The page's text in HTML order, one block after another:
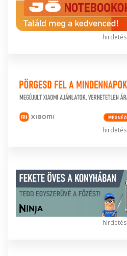
hirdetés
hirdetés
hirdetés